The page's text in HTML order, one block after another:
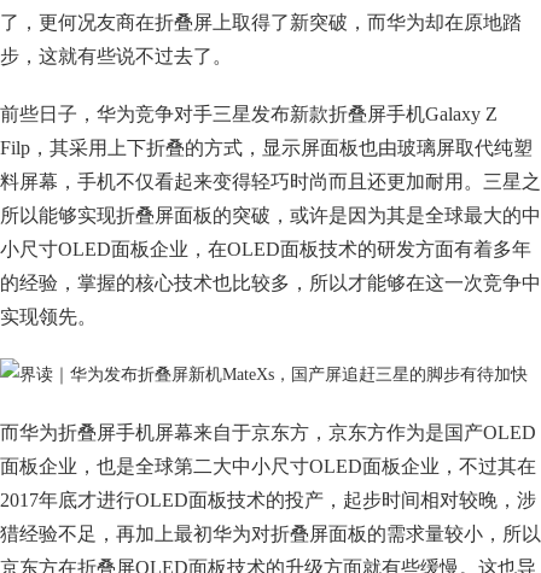
了，更何况友商在折叠屏上取得了新突破，而华为却在原地踏
步，这就有些说不过去了。
前些日子，华为竞争对手三星发布新款折叠屏手机Galaxy Z
Filp，其采用上下折叠的方式，显示屏面板也由玻璃屏取代纯塑
料屏幕，手机不仅看起来变得轻巧时尚而且还更加耐用。三星之
所以能够实现折叠屏面板的突破，或许是因为其是全球最大的中
小尺寸OLED面板企业，在OLED面板技术的研发方面有着多年
的经验，掌握的核心技术也比较多，所以才能够在这一次竞争中
实现领先。
而华为折叠屏手机屏幕来自于京东方，京东方作为是国产OLED
面板企业，也是全球第二大中小尺寸OLED面板企业，不过其在
2017年底才进行OLED面板技术的投产，起步时间相对较晚，涉
猎经验不足，再加上最初华为对折叠屏面板的需求量较小，所以
京东方在折叠屏OLED面板技术的升级方面就有些缓慢。这也导